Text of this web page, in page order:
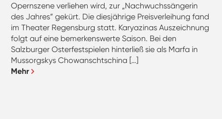
Opernszene verliehen wird, zur „Nachwuchssängerin
des Jahres” gekürt. Die diesjährige Preisverleihung fand
im Theater Regensburg statt. Karyazinas Auszeichnung
folgt auf eine bemerkenswerte Saison. Bei den
Salzburger Osterfestspielen hinterließ sie als Marfa in
Mussorgskys Chowanschtschina […]
Mehr